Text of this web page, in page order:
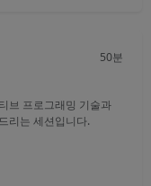
50분
브 프로그래밍 기술과
리는 세션입니다.